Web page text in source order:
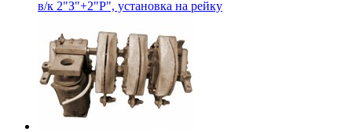
в/к 2"З"+2"Р", установка на рейку